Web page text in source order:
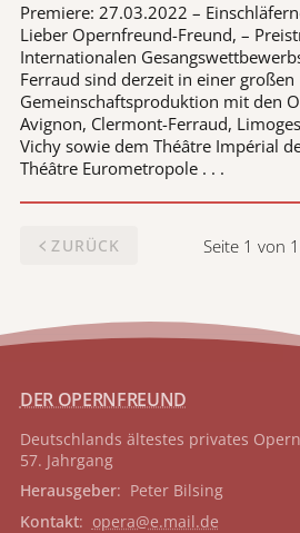
Premiere: 27.03.2022 –
Lieber Opernfreund-Freund, –
Internationalen
Ferraud sind derzeit in einer großen
Gemeinschaftsproduktion mit den
Avignon, Clermont-Ferraud,
Vichy sowie dem Théâtre Impérial
Théâtre Eurometropole . . .
ZURÜCK Seite 1 von 1
DER OPERNFREUND
Deutschlands ältestes privates
57. Jahrgang
Herausgeber: Peter Bilsing
Kontakt: opera@e.mail.de